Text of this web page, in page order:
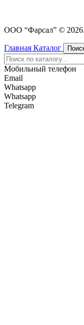
ООО “Фарсал” ©
Главная Каталог
Мобильный телефон
Email
Whatsapp
Whatsapp
Telegram